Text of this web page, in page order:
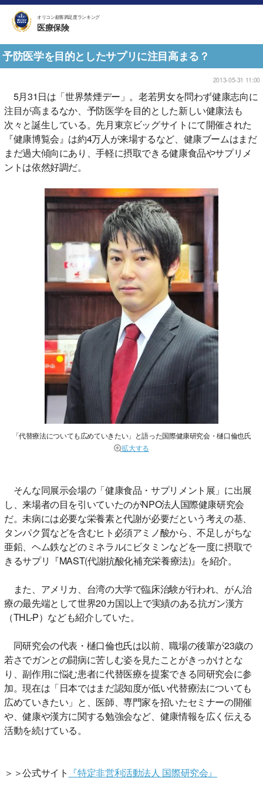
オリコン顧客満足度ランキング
医療保険
予防医学を目的としたサプリに注目高まる？
2013-05-31 11:00
5月31日は「世界禁煙デー」。老若男女を問わず健康志向に
注目が高まるなか、予防医学を目的とした新しい健康法も
次々と誕生している。先月東京ビッグサイトにて開催された
『健康博覧会』は約4万人が来場するなど、健康ブームはまだ
まだ過大傾向にあり、手軽に摂取できる健康食品やサプリメ
ントは依然好調だ。
「代替療法についても広めていきたい」と語った国際健康研究会・樋口倫也氏
拡大する
そんな同展示会場の「健康食品・サプリメント展」に出展
し、来場者の目を引いていたのがNPO法人国際健康研究会
だ。未病には必要な栄養素と代謝が必要だという考えの基、
タンパク質などを含むヒト必須アミノ酸から、不足しがちな
亜鉛、ヘム鉄などのミネラルにビタミンなどを一度に摂取で
きるサプリ『MAST(代謝抗酸化補充栄養療法)』を紹介。
また、アメリカ、台湾の大学で臨床治験が行われ、がん治
療の最先端として世界20カ国以上で実績のある抗ガン漢方
（THL-P）なども紹介していた。
同研究会の代表・樋口倫也氏は以前、職場の後輩が23歳の
若さでガンとの闘病に苦しむ姿を見たことがきっかけとな
り、副作用に悩む患者に代替医療を提案できる同研究会に参
加。現在は「日本ではまだ認知度が低い代替療法についても
広めていきたい」と、医師、専門家を招いたセミナーの開催
や、健康や漢方に関する勉強会など、健康情報を広く伝える
活動を続けている。
＞＞公式サイト 『特定非営利活動法人 国際研究会』